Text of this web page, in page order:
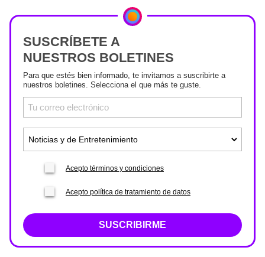
SUSCRÍBETE A
NUESTROS BOLETINES
Para que estés bien informado, te invitamos a suscribirte a
nuestros boletines. Selecciona el que más te guste.
Acepto términos y condiciones
Acepto política de tratamiento de datos
SUSCRIBIRME